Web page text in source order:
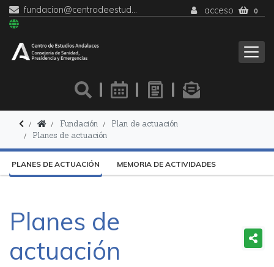
fundacion@centrodeestudiosandaluces.es acceso 0
Fundación
Plan de actuación
Planes de actuación
PLANES DE ACTUACIÓN MEMORIA DE ACTIVIDADES
Planes de
actuación